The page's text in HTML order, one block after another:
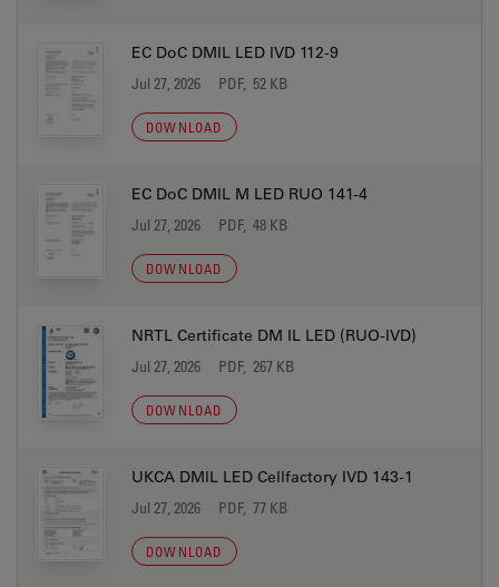
EC DoC DMIL LED IVD 112-9
Jul 27, 2026 PDF, 52 KB
DOWNLOAD
EC DoC DMIL M LED RUO 141-4
Jul 27, 2026 PDF, 48 KB
DOWNLOAD
NRTL Certificate DM IL LED (RUO-IVD)
Jul 27, 2026 PDF, 267 KB
DOWNLOAD
UKCA DMIL LED Cellfactory IVD 143-1
Jul 27, 2026 PDF, 77 KB
DOWNLOAD